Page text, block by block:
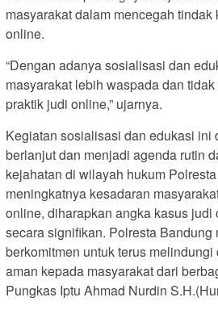
masyarakat dalam mencegah
online.
“Dengan adanya sosialisasi dan
masyarakat lebih waspada dan
praktik judi online,” ujarnya.
Kegiatan sosialisasi dan edukasi ini
berlanjut dan menjadi agenda rutin
kejahatan di wilayah hukum
meningkatnya kesadaran
online, diharapkan angka kasus judi
secara signifikan. Polresta
berkomitmen untuk terus
aman kepada masyarakat dari
Pungkas Iptu Ahmad Nurdin